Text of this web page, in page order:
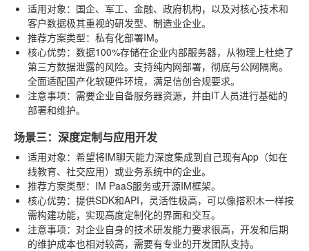
适用对象 ：国企、军工、金融、政府机构，以及对核心技术和
客户数据极其重视的研发型、制造业企业。
推荐方案类型：私有化部署IM。
核心优势：数据100%存储在企业内部服务器，从物理上杜绝了
第三方数据泄露的风险。支持纯内网部署，彻底与公网隔离。
全面适配国产化软硬件环境，满足信创合规要求。
注意事项：需要企业自备服务器资源，并由IT人员进行基础的
部署和维护。
场景三：深度定制与应用开发
适用对象 ：希望将IM聊天能力深度集成到自己现有App（如在
线教育、社交应用）或业务系统中的企业。
推荐方案类型：IM PaaS服务或开源IM框架。
核心优势：提供SDK和API，灵活性极高，可以像搭积木一样按
需构建功能，实现高度定制化的界面和交互。
注意事项：对企业自身的技术研发能力要求很高，开发和后期
的维护成本也相对较高，需要有专业的开发团队支持。